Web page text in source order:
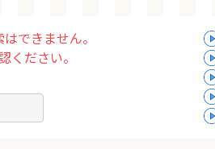
できません。
ください。